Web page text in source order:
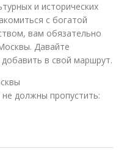
и исторических
с богатой
вам обязательно
Давайте
в свой маршрут.
должны пропустить: